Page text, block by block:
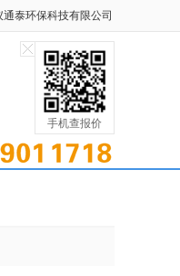
通泰环保科技有限公司
手机查报价